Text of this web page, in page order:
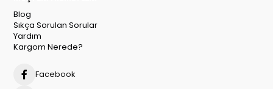
Blog
Sıkça Sorulan Sorular
Yardım
Kargom Nerede?
Facebook